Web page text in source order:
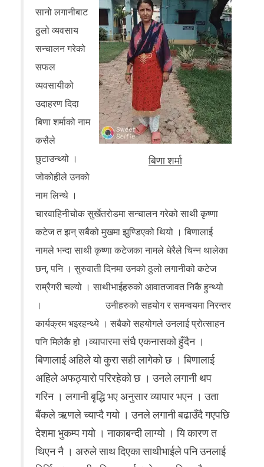
बिणा शर्मा
सानो लगानीबाट
ठुलो व्यवसाय
सन्चालन गरेको
सफल
व्यवसायीको
उदाहरण दिदा
बिणा शर्माको नाम
कसैले
छुटाउन्थ्यो ।
जोकोहीले उनको
नाम लिन्थे ।
चारवाहिनीचोक सुर्खेतरोडमा सन्चालन गरेको साथी कृष्णा
कटेज त झन् सबैको मुखमा झुण्डिएको थियो । बिणालाई
नामले भन्दा साथी कृष्णा कटेजका नामले धेरैले चिन्न थालेका
छन्, पनि । सुरुवाती दिनमा उनको ठुलो लगानीको कटेज
राम्रैगरी चल्यो । साथीभाईहरुको आवातजावत निकै हुन्थ्यो
। उनीहरुको सहयोग र समन्वयमा निरन्तर
कार्यक्रम भइरहन्थ्ये । सबैको सहयोगले उनलाई प्रोत्साहन
पनि मिलेकै हो ।व्यापारमा संधै एकनासको हुँदैन ।
बिणालाई अहिले यो कुरा सही लागेको छ । बिणालाई
अहिले अफठ्यारो परिरहेको छ । उनले लगानी थप
गरिन । लगानी बृद्धि भए अनुसार व्यापार भएन । उता
बैंकले ऋणले च्याप्दै गयो । उनले लगानी बढाउँदै गएपछि
देशमा भुकम्प गयो । नाकाबन्दी लाग्यो । यि कारण त
थिएन नै । अरुले साथ दिएका साथीभाईले पनि उनलाई